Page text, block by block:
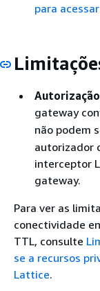
para
gateway
não podem
autorizador
interceptor
gateway.
Para ver as
conectividade
TTL, consulte
se a recursos
Lattice.